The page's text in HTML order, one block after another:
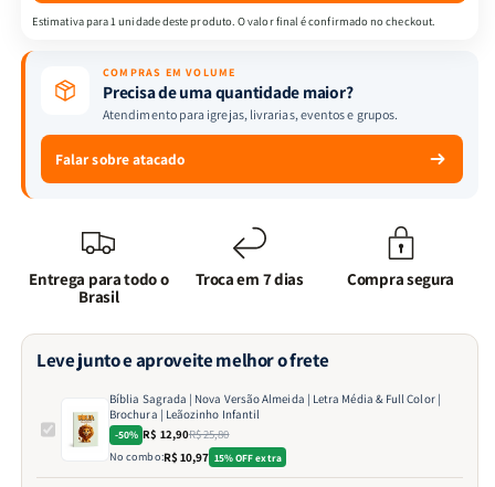
&amp;
Brochura
Leãozinho
Infantil
&amp;
|
Brochura
Leãozinho
Estimativa para 1 unidade deste produto. O valor final é confirmado no checkout.
COMPRAS EM VOLUME
Precisa de uma quantidade maior?
Atendimento para igrejas, livrarias, eventos e grupos.
Falar sobre atacado
Entrega para todo o
Brasil
Troca em 7 dias Compra segura
Leve junto e aproveite melhor o frete
Bíblia Sagrada | Nova Versão Almeida | Letra Média & Full Color |
Brochura | Leãozinho Infantil
-50% R$ 12,90R$ 25,80
No combo:R$ 10,97 15% OFF extra